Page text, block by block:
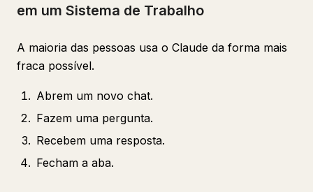
em um Sistema de Trabalho
A maioria das pessoas usa o Claude da forma mais
fraca possível.
Abrem um novo chat.
Fazem uma pergunta.
Recebem uma resposta.
Fecham a aba.